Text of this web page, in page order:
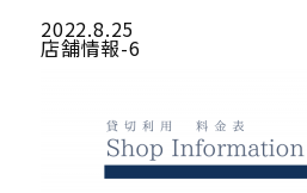
2022.8.25
店舗情報-6